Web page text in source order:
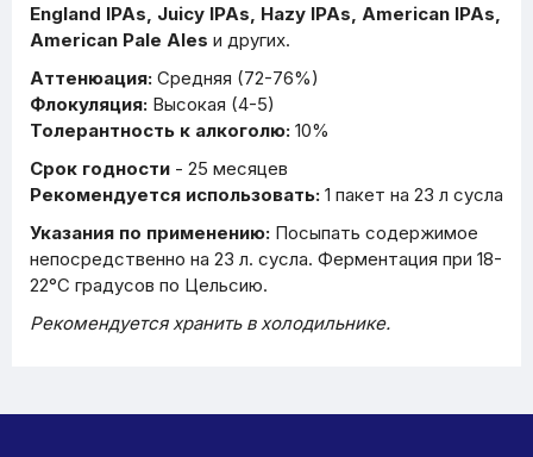
England IPAs, Juicy IPAs, Hazy IPAs, American IPAs,
American Pale Ales и других.
Аттенюация: Средняя (72-76%)
Флокуляция: Высокая (4-5)
Толерантность к алкоголю: 10%
Срок годности - 25 месяцев
Рекомендуется использовать: 1 пакет на 23 л сусла
Указания по применению: Посыпать содержимое
непосредственно на 23 л. сусла. Ферментация при 18-
22°C градусов по Цельсию.
Рекомендуется хранить в холодильнике.